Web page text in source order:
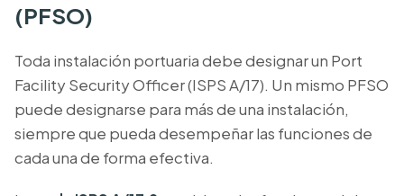
(PFSO)
Toda instalación portuaria debe designar un Port
Facility Security Officer(ISPS A/17). Un mismo PFSO
puede designarse para más de una instalación,
siempre que pueda desempeñar las funciones de
cada una de forma efectiva.